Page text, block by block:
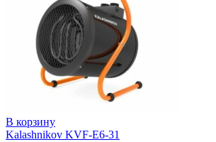
В корзину
Kalashnikov KVF-E6-31